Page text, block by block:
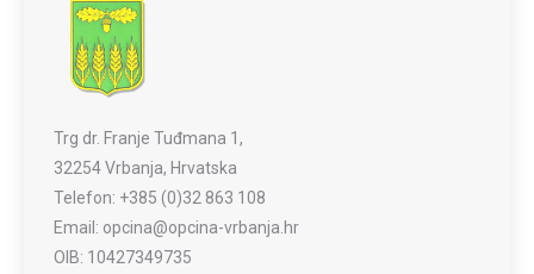
Trg dr. Franje Tuđmana 1,
32254 Vrbanja, Hrvatska
Telefon: +385 (0)32 863 108
Email: opcina@opcina-vrbanja.hr
OIB: 10427349735